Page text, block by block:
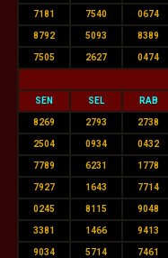
7181 7540 0674
8792 5093 8389
7505 2627 0474
SEN SEL RAB
8269 2793 2738
2504 0934 0432
7789 6231 1778
7927 1643 7714
0245 8115 9048
3381 1466 9413
9034 5714 7461